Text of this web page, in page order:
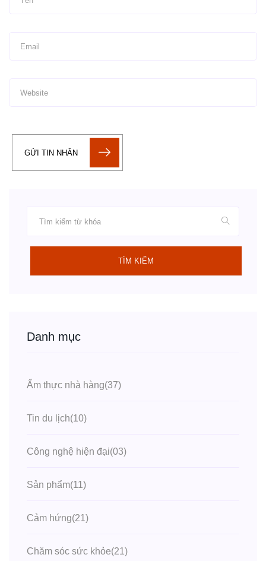
GỬI TIN NHẮN
TÌM KIẾM
Danh mục
Ẩm thực nhà hàng(37)
Tin du lịch(10)
Công nghệ hiện đại(03)
Sản phẩm(11)
Cảm hứng(21)
Chăm sóc sức khỏe(21)